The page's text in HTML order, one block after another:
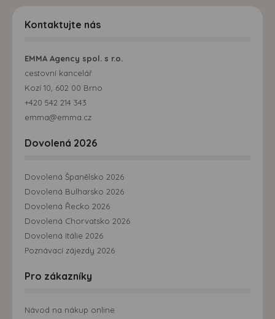
Kontaktujte nás
EMMA Agency spol. s r.o.
cestovní kancelář
Kozí 10, 602 00 Brno
+420 542 214 343
emma@emma.cz
Dovolená 2026
Dovolená Španělsko 2026
Dovolená Bulharsko 2026
Dovolená Řecko 2026
Dovolená Chorvatsko 2026
Dovolená Itálie 2026
Poznávací zájezdy 2026
Pro zákazníky
Návod na nákup online